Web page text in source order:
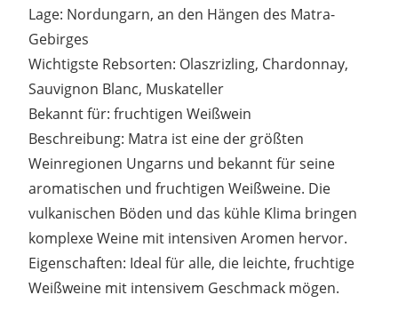
Lage: Nordungarn, an den Hängen des Matra-
Gebirges
Wichtigste Rebsorten: Olaszrizling, Chardonnay,
Sauvignon Blanc, Muskateller
Bekannt für: fruchtigen Weißwein
Beschreibung: Matra ist eine der größten
Weinregionen Ungarns und bekannt für seine
aromatischen und fruchtigen Weißweine. Die
vulkanischen Böden und das kühle Klima bringen
komplexe Weine mit intensiven Aromen hervor.
Eigenschaften: Ideal für alle, die leichte, fruchtige
Weißweine mit intensivem Geschmack mögen.